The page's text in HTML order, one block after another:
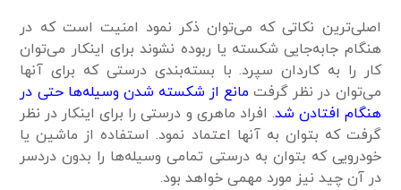
اصلی‌ترین نکاتی که می‌توان ذکر نمود امنیت است که در
هنگام جابه‌جایی شکسته یا ربوده نشوند برای اینکار می‌توان
کار را به کاردان سپرد. با بسته‌بندی درستی که برای آنها
می‌توان در نظر گرفت مانع از شکسته شدن وسیله‌ها حتی در
هنگام افتادن شد. افراد ماهری و درستی را برای اینکار در نظر
گرفت که بتوان به آنها اعتماد نمود. استفاده از ماشین یا
خودرویی که بتوان به درستی تمامی وسیله‌ها را بدون دردسر
در آن چید نیز مورد مهمی خواهد بود.